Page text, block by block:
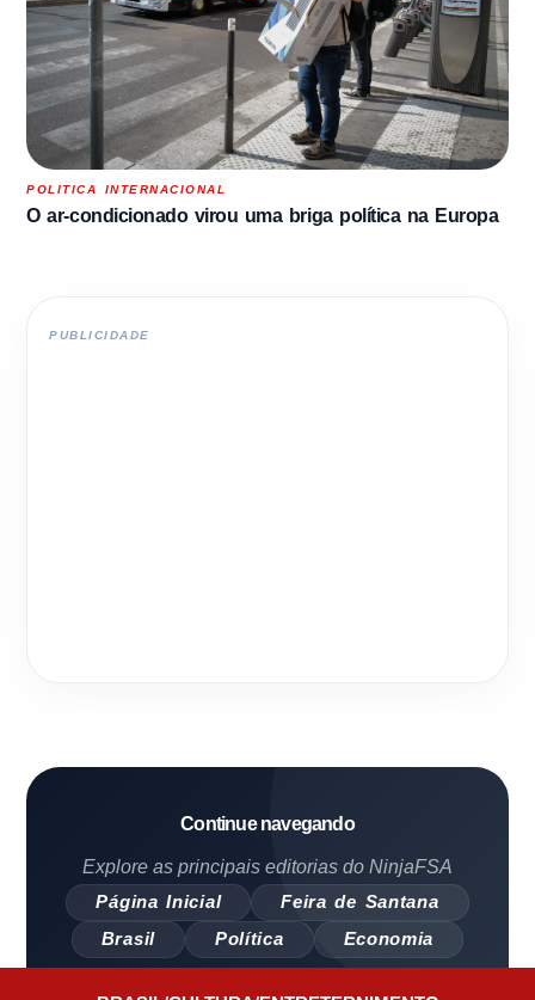
POLITICA INTERNACIONAL
O ar-condicionado virou uma briga política na Europa
PUBLICIDADE
Continue navegando
Explore as principais editorias do NinjaFSA
Página Inicial
Feira de Santana
Brasil
Política Economia